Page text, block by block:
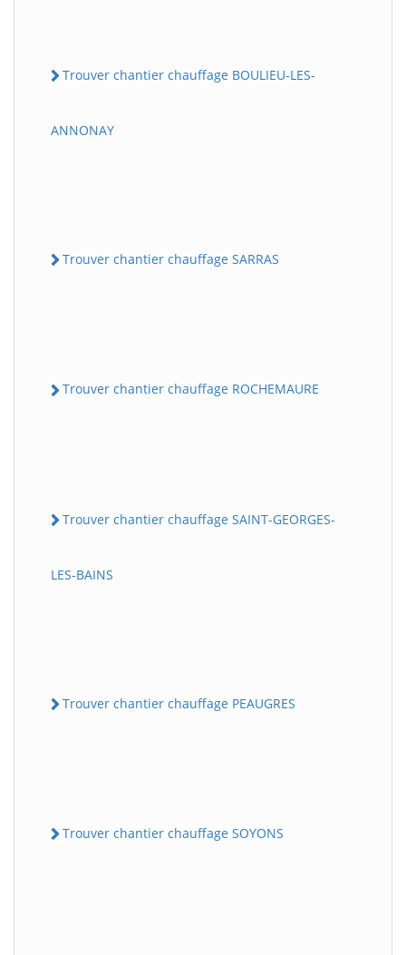
Trouver chantier chauffage BOULIEU-LES-
ANNONAY
Trouver chantier chauffage SARRAS
Trouver chantier chauffage ROCHEMAURE
Trouver chantier chauffage SAINT-GEORGES-
LES-BAINS
Trouver chantier chauffage PEAUGRES
Trouver chantier chauffage SOYONS